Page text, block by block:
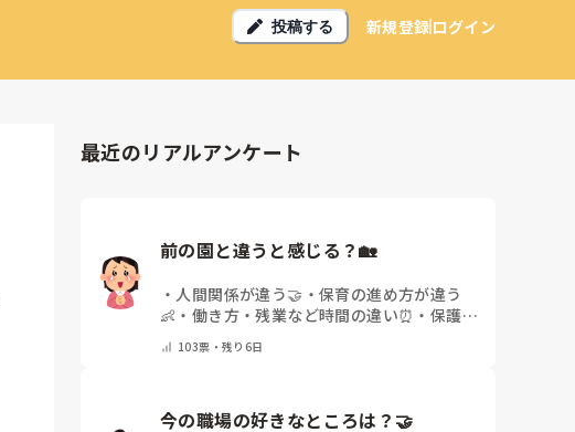
投稿する 新規登録ログイン
最近のリアルアンケート
前の園と違うと感じる？🏡
・ 人間関係が違う🤝 ・ 保育の進め方が違う
👶 ・ 働き方・残業など時間の違い⏰ ・ 保護者
し ・その他(コメントで教えてください)
103票・残り6日